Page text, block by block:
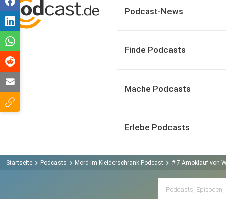
Podcast-News
Finde Podcasts
Mache Podcasts
Erlebe Podcasts
Startseite Podcasts Mord im Kleiderschrank Podcast # 7 Amoklauf von